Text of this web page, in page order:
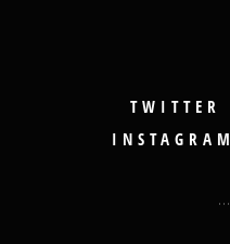
TWITTER
INSTAGRAM